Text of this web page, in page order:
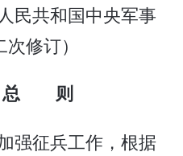
民共和国中央军事
修订）
总 则
强征兵工作，根据